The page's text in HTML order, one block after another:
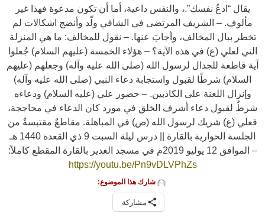
يقال “ادعُ نفسك”.، والنفس داعية، أما أن تكون مدعوة فهذا غير
مألوف. – الشريف المرتضى في الشافي ولّد وأنضج اشكالات لم
تخطر ببال المخالف، وأجابَ عنها. – نقول للمخالف: ما هي المنزلة
التي لعلي (ع) في هذه الآية؟ – هؤلاء الخمسة (عليهم السلام) جُعلوا
آية قاطعة للجدال لرسول الله (صلى الله عليه وآله) وجعلهم (عليهم
السلام) شرطًا لقبول واستجابة دعاء النبي (صلى الله عليه وآله)
وإنزال اللعنة على الكاذبين. – حضور علي (عليه السلام) ودعاءه
شرطٌ لقبول دعاء أشرف الخلق في مورد كان الدعاء في محاججة،
فعلي (ع) شريك لرسول الله (ص) في المباهلة. مقاطعٌ مقتبسةٌ من
الجلسة الحوارية بالقارة || درس ليلة السبت 9 ذي القعدة 1440 هـ
– الموافق 12 يوليو 2019م في مسجد الغدير بالقارة المقطع كاملاً:
https://youtu.be/Pn9vDLVPhZs
شارك هذا الموضوع:
مشاركة